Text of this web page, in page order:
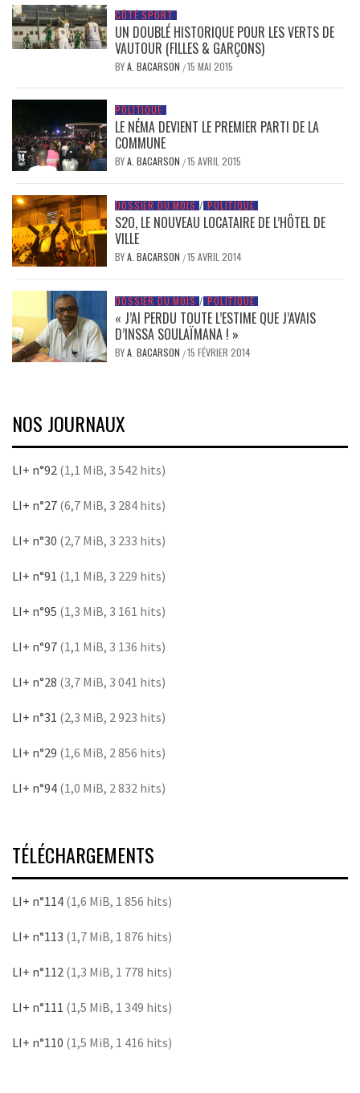
CÔTÉ SPORT
UN DOUBLÉ HISTORIQUE POUR LES VERTS DE
VAUTOUR (FILLES & GARÇONS)
BYA. BACARSON /15 MAI 2015
POLITIQUE
LE NÉMA DEVIENT LE PREMIER PARTI DE LA
COMMUNE
BYA. BACARSON /15 AVRIL 2015
DOSSIER DU MOIS / POLITIQUE
S2O, LE NOUVEAU LOCATAIRE DE L’HÔTEL DE
VILLE
BYA. BACARSON /15 AVRIL 2014
DOSSIER DU MOIS / POLITIQUE
« J’AI PERDU TOUTE L’ESTIME QUE J’AVAIS
D’INSSA SOULAÏMANA ! »
BYA. BACARSON /15 FÉVRIER 2014
NOS JOURNAUX
LI+ n°92 (1,1 MiB, 3 542 hits)
LI+ n°27 (6,7 MiB, 3 284 hits)
LI+ n°30 (2,7 MiB, 3 233 hits)
LI+ n°91 (1,1 MiB, 3 229 hits)
LI+ n°95 (1,3 MiB, 3 161 hits)
LI+ n°97 (1,1 MiB, 3 136 hits)
LI+ n°28 (3,7 MiB, 3 041 hits)
LI+ n°31 (2,3 MiB, 2 923 hits)
LI+ n°29 (1,6 MiB, 2 856 hits)
LI+ n°94 (1,0 MiB, 2 832 hits)
TÉLÉCHARGEMENTS
LI+ n°114 (1,6 MiB, 1 856 hits)
LI+ n°113 (1,7 MiB, 1 876 hits)
LI+ n°112 (1,3 MiB, 1 778 hits)
LI+ n°111 (1,5 MiB, 1 349 hits)
LI+ n°110 (1,5 MiB, 1 416 hits)